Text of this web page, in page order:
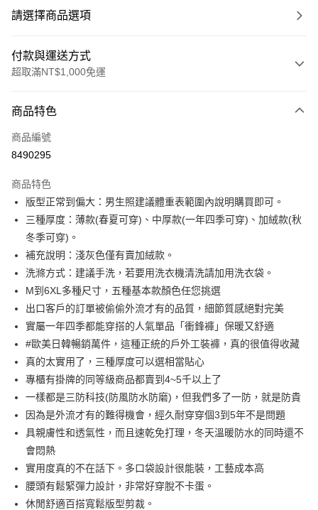
請選擇商品選項
付款與運送方式
超取滿NT$1,000免運
信用卡一次付款
超商取貨付款
Apple Pay
街口支付
悠遊付
ATM付款
運送方式
每筆NT$80，滿NT$1,000(含以上)免運費
付款後全家取貨
每筆NT$80，滿NT$1,000(含以上)免運費
7-11取貨付款
每筆NT$80，滿NT$1,000(含以上)免運費
付款後7-11取貨
每筆NT$80，滿NT$1,000(含以上)免運費
商品特色
商品編號
8490295
商品特色
版型正常到偏大：男生照建議體重表範圍內說明購買即可。
三種厚度：薄款(春夏可穿)、中厚款(一年四季可穿)、加絨款(秋
冬季可穿)。
補充說明：淺灰色僅有賣加絨款。
洗滌方式：建議手洗，若要用洗衣機清洗請加用洗衣袋。
M到6XL多種尺寸，五種基本款顏色任您挑選
出口客戶的訂單被偷偷外流才有的品質，細節質感絕對完美
實屬一年四季都能穿搭的人氣單品「衝鋒褲」保暖又舒適
#歐美日韓暢銷萬件，這種正統的戶外工裝褲，真的很值得收藏
真的太實用了，三種厚度可以選相當貼心
專櫃有掛牌的同等級商品都賣到4~5千以上了
一樣都是三防科技(防風防水防磨)，但我們多了一防，就是防貴
因為是外流才有的難得機會，經久耐穿穿個3到5年不是問題
具親膚性和透氣性，而且速乾免打理，冬天溫暖防水的同時還不
會悶熱
實用度真的不在話下。多口袋設計很能裝，工藝成本高
腰頭有鬆緊彈力設計，非常好穿脫不卡蛋。
休閒舒適百搭寬鬆版型剪裁。